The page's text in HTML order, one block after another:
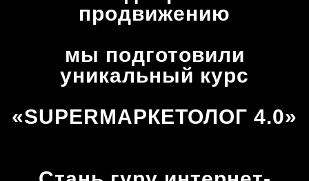
продвижению
мы подготовили
уникальный курс
«SUPERМАРКЕТОЛОГ 4.0»